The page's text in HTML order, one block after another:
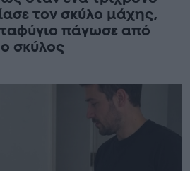
τον σκύλο μάχης,
πάγωσε από
σκύλος